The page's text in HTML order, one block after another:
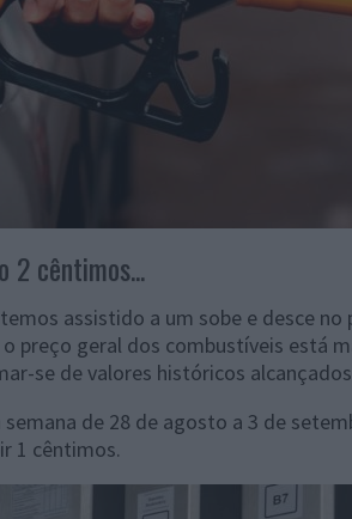
2 cêntimos...
assistido a um sobe e desce no
preço geral dos combustíveis está
se de valores históricos
de 28 de agosto a 3 de
1 cêntimos.